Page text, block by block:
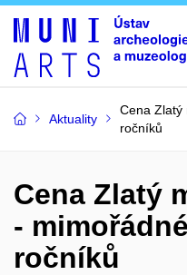
Aktuality
Cena Zlatý
ročníků
Cena Zlatý
-
ročníků